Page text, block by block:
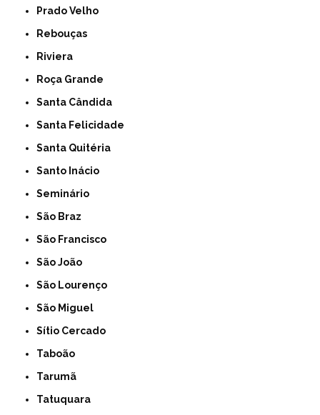
Prado Velho
Rebouças
Riviera
Roça Grande
Santa Cândida
Santa Felicidade
Santa Quitéria
Santo Inácio
Seminário
São Braz
São Francisco
São João
São Lourenço
São Miguel
Sítio Cercado
Taboão
Tarumã
Tatuquara